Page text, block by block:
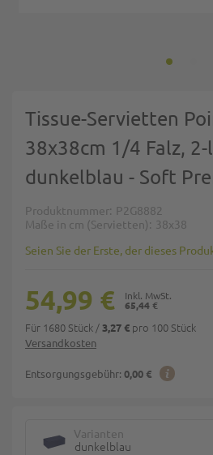
Tissue-Servietten
38x38cm 1/4 Falz,
dunkelblau - Soft
Produktnummer P2G8882
Maße in cm (Servietten)
38x38
Seien Sie der Erste, der dieses
Versandkosten
Entsorgungsgebühr: 0,00 €
65,44 €
54,99 €
Für 1680 Stück /3,27 € pro 100 Stück
Varianten
dunkelblau